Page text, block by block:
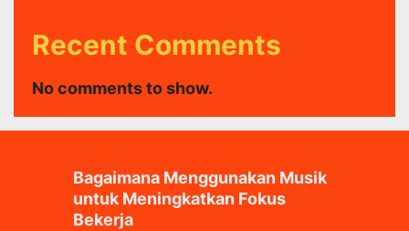
Recent Comments
No comments to show.
Bagaimana Menggunakan Musik
untuk Meningkatkan Fokus
Bekerja